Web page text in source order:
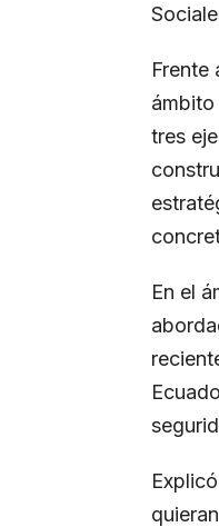
Frente
tres
En el